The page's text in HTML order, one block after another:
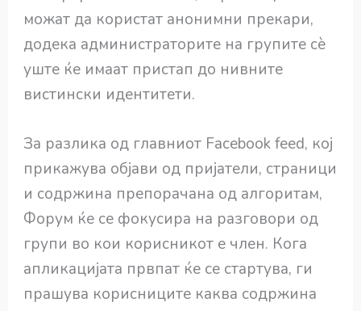
можат да користат анонимни прекари,
додека администраторите на групите сè
уште ќе имаат пристап до нивните
вистински идентитети.
За разлика од главниот Facebook feed, кој
прикажува објави од пријатели, страници
и содржина препорачана од алгоритам,
Форум ќе се фокусира на разговори од
групи во кои корисникот е член. Кога
апликацијата првпат ќе се стартува, ги
прашува корисниците каква содржина